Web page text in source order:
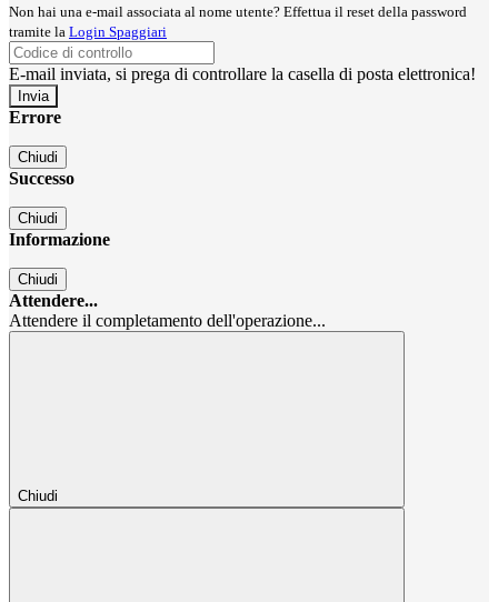
Non hai una e-mail associata al nome utente? Effettua il reset della password
tramite la Login Spaggiari
E-mail inviata, si prega di controllare la casella di posta elettronica!
Errore
Chiudi
Successo
Chiudi
Informazione
Chiudi
Attendere...
Attendere il completamento dell'operazione...
Chiudi